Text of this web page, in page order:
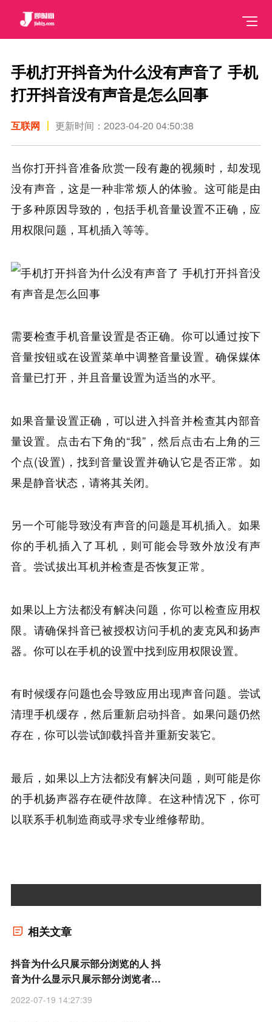
手机打开抖音为什么没有声音了 手机
打开抖音没有声音是怎么回事
互联网 更新时间：2023-04-20 04:50:38
当你打开抖音准备欣赏一段有趣的视频时，却发现
没有声音，这是一种非常烦人的体验。这可能是由
于多种原因导致的，包括手机音量设置不正确，应
用权限问题，耳机插入等等。
需要检查手机音量设置是否正确。你可以通过按下
音量按钮或在设置菜单中调整音量设置。确保媒体
音量已打开，并且音量设置为适当的水平。
如果音量设置正确，可以进入抖音并检查其内部音
量设置。点击右下角的“我”，然后点击右上角的三
个点(设置)，找到音量设置并确认它是否正常。如
果是静音状态，请将其关闭。
另一个可能导致没有声音的问题是耳机插入。如果
你的手机插入了耳机，则可能会导致外放没有声
音。尝试拔出耳机并检查是否恢复正常。
如果以上方法都没有解决问题，你可以检查应用权
限。请确保抖音已被授权访问手机的麦克风和扬声
器。你可以在手机的设置中找到应用权限设置。
有时候缓存问题也会导致应用出现声音问题。尝试
清理手机缓存，然后重新启动抖音。如果问题仍然
存在，你可以尝试卸载抖音并重新安装它。
最后，如果以上方法都没有解决问题，则可能是你
的手机扬声器存在硬件故障。在这种情况下，你可
以联系手机制造商或寻求专业维修帮助。
相关文章
抖音为什么只展示部分浏览的人 抖
音为什么显示只展示部分浏览者访
客记录
2022-07-19 14:27:39